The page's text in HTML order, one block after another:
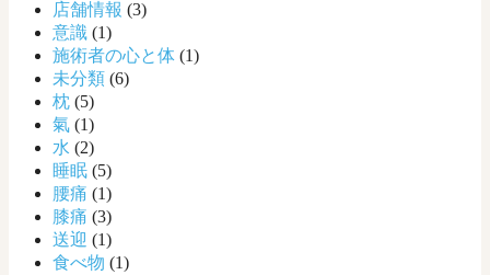
店舗情報 (3)
意識 (1)
施術者の心と体 (1)
未分類 (6)
枕 (5)
氣 (1)
水 (2)
睡眠 (5)
腰痛 (1)
膝痛 (3)
送迎 (1)
食べ物 (1)